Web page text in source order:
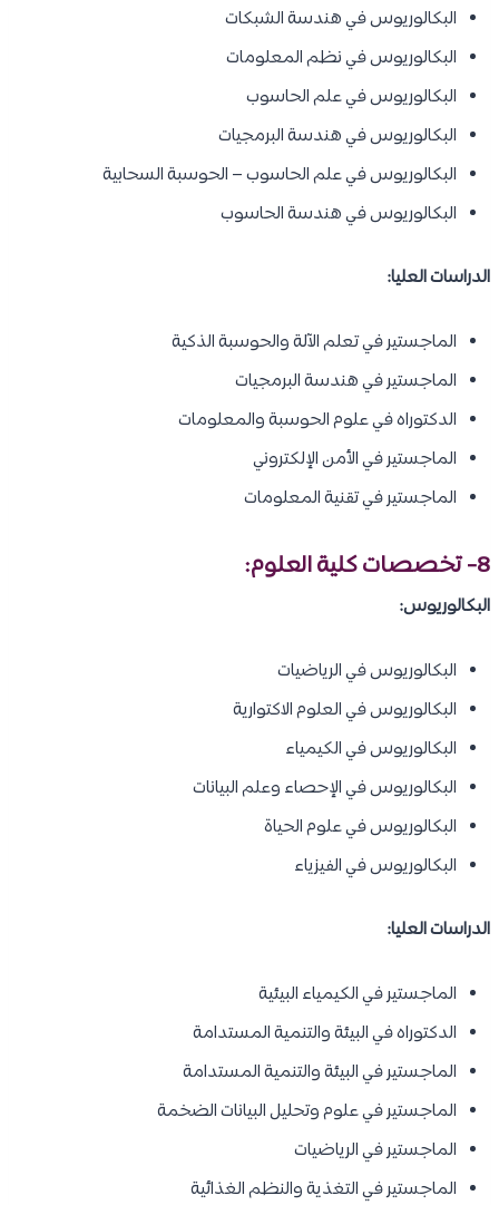
البكالوريوس في هندسة الشبكات
البكالوريوس في نظم المعلومات
البكالوريوس في علم الحاسوب
البكالوريوس في هندسة البرمجيات
البكالوريوس في علم الحاسوب – الحوسبة السحابية
البكالوريوس في هندسة الحاسوب
الدراسات العليا:
الماجستير في تعلم الآلة والحوسبة الذكية
الماجستير في هندسة البرمجيات
الدكتوراه في علوم الحوسبة والمعلومات
الماجستير في الأمن الإلكتروني
الماجستير في تقنية المعلومات
8- تخصصات كلية العلوم:
البكالوريوس:
البكالوريوس في الرياضيات
البكالوريوس في العلوم الاكتوارية
البكالوريوس في الكيمياء
البكالوريوس في الإحصاء وعلم البيانات
البكالوريوس في علوم الحياة
البكالوريوس في الفيزياء
الدراسات العليا:
الماجستير في الكيمياء البيئية
الدكتوراه في البيئة والتنمية المستدامة
الماجستير في البيئة والتنمية المستدامة
الماجستير في علوم وتحليل البيانات الضخمة
الماجستير في الرياضيات
الماجستير في التغذية والنظم الغذائية